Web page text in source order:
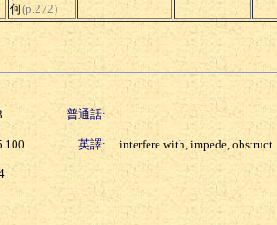
何(p.272)
普通話:
英譯: interfere with, impede, obstruct